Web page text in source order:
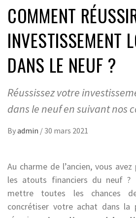
COMMENT
INVESTISSEMENT
DANS LE NEUF ?
Réussissez votre
dans le neuf en suivant nos
Byadmin / 30 mars 2021
Au charme de l’ancien, vous
les atouts financiers du neuf ?
mettre toutes les chances
concrétiser votre achat dans la